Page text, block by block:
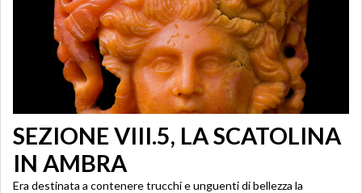
SEZIONE VIII.5, LA SCATOLINA
IN AMBRA
Era destinata a contenere trucchi e unguenti di bellezza la